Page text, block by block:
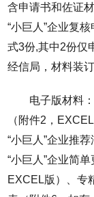
含申请书和佐证
“小巨人”企业复
式3份,其中2份仅
经信局，材料装
电子版材料
（附件2，
“小巨人”企业推
“小巨人”企业简
EXCEL版）、专